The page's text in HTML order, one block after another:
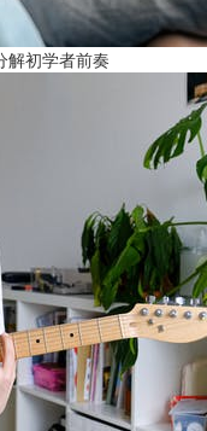
解初学者前奏